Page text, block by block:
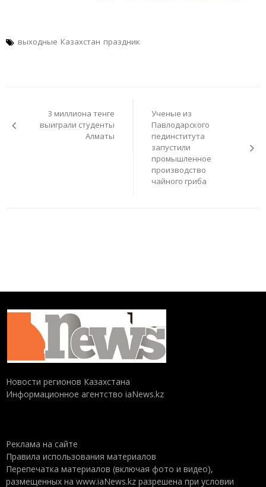
выходные Казахстан праздник
записям
3 миллиона тенге
выиграли студенты
Алматы
Ученые из
Павлодарского
пединститута
запустили
промышленное
производство
чайного гриба
Новости регионов Казахстана
Информационное агентство iaNews.kz
Реклама на сайте
Правила использования материалов
Перепечатка материалов (включая фото и видео),
размещенных на www.iaNews.kz разрешена при условии